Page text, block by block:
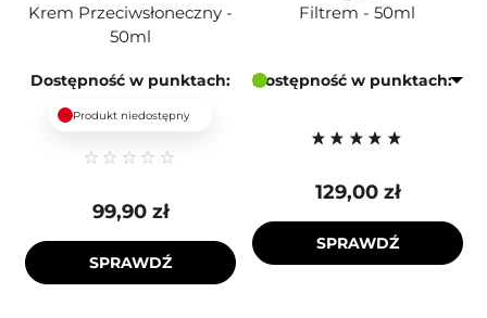
Krem Przeciwsłoneczny -
50ml
Dostępność w punktach:
Produkt niedostępny
99,90 zł
SPRAWDŹ
Filtrem - 50ml
Dostępność w punktach:
129,00 zł
SPRAWDŹ